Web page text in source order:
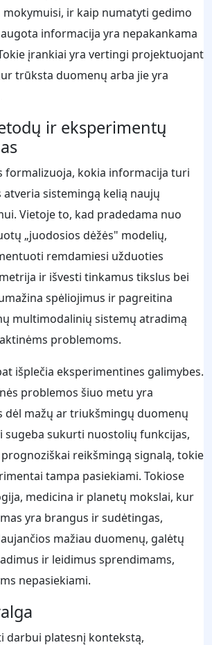
ir kaip numatyti gedimo
informacija yra nepakankama
įrankiai yra vertingi projektuojant
trūksta duomenų arba jie yra
ir eksperimentų
formalizuoja, kokia informacija turi
sistemingą kelią naujų
Vietoje to, kad pradedama nuo
„juodosios dėžės" modelių,
remdamiesi užduoties
ir išvesti tinkamus tikslus bei
spėliojimus ir pagreitina
multimodalinių sistemų atradimą
problemoms.
išplečia eksperimentines galimybes.
problemos šiuo metu yra
dėl mažų ar triukšmingų duomenų
sugeba sukurti nuostolių funkcijas,
reikšmingą signalą, tokie
tampa pasiekiami. Tokiose
medicina ir planetų mokslai, kur
yra brangus ir sudėtingas,
mažiau duomenų, galėtų
ir leidimus sprendimams,
nepasiekiami.
darbui platesnį kontekstą,